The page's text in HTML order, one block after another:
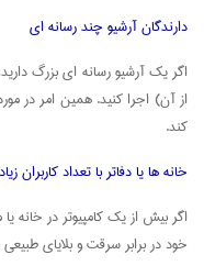
دارندگان آرشیو چند رسانه ای
اگر یک آرشیو رسانه ای بزرگ
از آن) اجرا کنید. همین امر در
کند.
خانه ها یا دفاتر با تعداد کاربران زیاد
اگر بیش از یک کامپیوتر در خانه
خود در برابر سرقت و بلایای